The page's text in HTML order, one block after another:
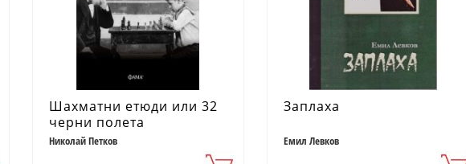
Шахматни етюди или 32
черни полета
Николай Петков
Заплаха
Емил Левков